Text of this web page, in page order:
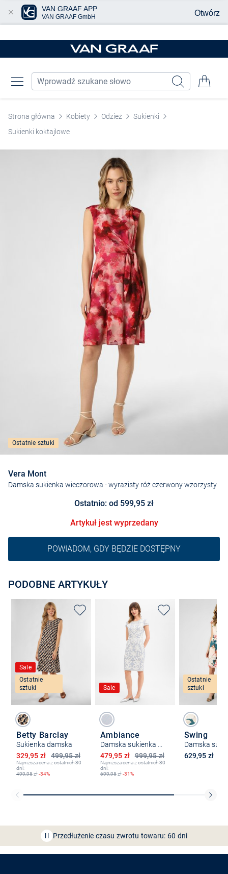
Strona główna Kobiety Odzież
Sukienki
Sukienki koktajlowe
Ostatnie sztuki
Vera Mont
Damska sukienka wieczorowa - wyrazisty róż czerwony wzorzysty
Ostatnio: od 599,95 zł
Artykuł jest wyprzedany
POWIADOM, GDY BĘDZIE DOSTĘPNY
PODOBNE ARTYKUŁY
Sale
Ostatnie
sztuki
Betty Barclay
Sukienka damska
499,95 zł
Obniżona cena
329,95 zł
Najniższa cena z ostatnich 30
dni:
499,95zł-34%
Sale
Ambiance
Damska sukienka wieczorowa
999,95 zł
Obniżona cena
479,95 zł
Najniższa cena z ostatnich 30
dni:
699,95zł-31%
Ostatnie
sztuki
Swing
629,95 zł
Przedłużenie czasu zwrotu towaru: 60 dni
Odkryj aplikację VANGRAAF
VAN GRAAF APP
VAN GRAAF GmbH Otwórz